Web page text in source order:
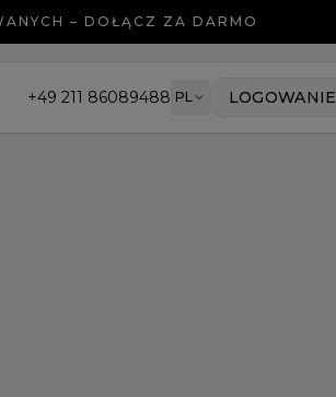
– DOŁĄCZ ZA DARMO
+49 211 86089488 PL LOGOWANIE